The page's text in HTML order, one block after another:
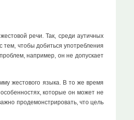
речи. Так, среди аутичных
тем, чтобы добиться употребления
например, он не допускает
жестового языка. В то же время
которые он может не
продемонстрировать, что цель